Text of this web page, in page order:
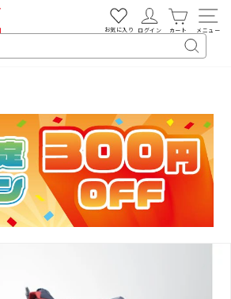
キ
ー
ド
検
索
お気に入り ログイン カート メニュー